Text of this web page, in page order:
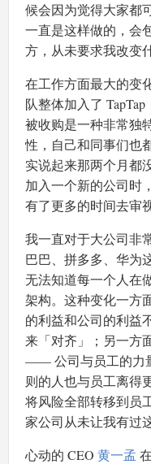
候会因为觉得大家都
一直是这样做的，会
方，从未要求我改变
在工作方面最大的变
队整体加入了
被收购是一种非常独
性，自己和同事们
实说起来那两个月都
加入一个新的公司时
有了更多的时间去审
我一直对于大公司非
巴巴、拼多多、华为
无法知道每一个人在
架构。这种变化一
的利益和公司的利益
来「对齐」；另一方
—— 公司与员工的力
则的人也与员工离得
将风险全部转移到员
家公司从未让我有过
心动的 CEO 黄一孟